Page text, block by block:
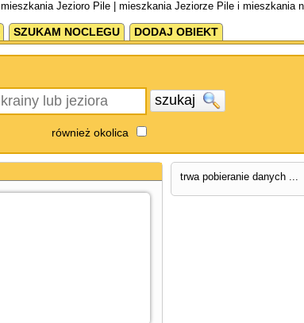
mieszkania Jezioro Pile | mieszkania Jeziorze Pile i mieszkania
SZUKAM NOCLEGU DODAJ OBIEKT
szukaj
również okolica
trwa pobieranie danych ...